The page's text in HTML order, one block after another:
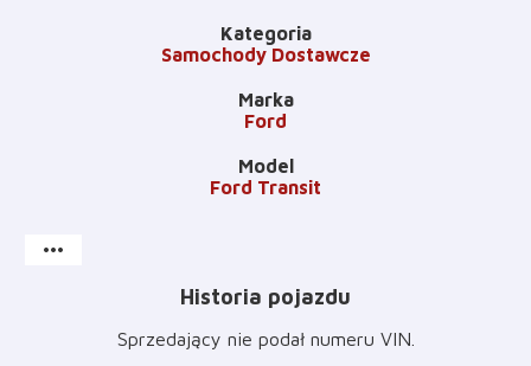
Kategoria
Samochody Dostawcze
Marka
Ford
Model
Ford Transit
more_horiz
Historia pojazdu
Sprzedający nie podał numeru VIN